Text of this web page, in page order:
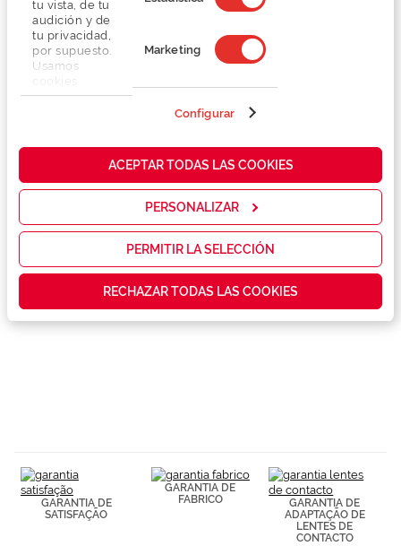
tu vista, de tu
audición y de
tu privacidad,
por supuesto.
Usamos
propias y de
cómo mejorar
servicios y
las
que realmente
contenidos
personalizados
Puedes
consultar más
información en
nuestra
Marketing
Configurar
ACEPTAR TODAS LAS COOKIES
PERSONALIZAR
PERMITIR LA SELECCIÓN
RECHAZAR TODAS LAS COOKIES
Conselhos
Serviços exclusivos
GARANTIA DE
SATISFAÇÃO
GARANTIA DE
FABRICO
GARANTIA DE
ADAPTAÇÃO DE
LENTES DE
CONTACTO